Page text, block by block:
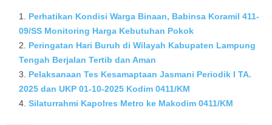
Perhatikan Kondisi Warga Binaan, Babinsa Koramil 411-
09/SS Monitoring Harga Kebutuhan Pokok
Peringatan Hari Buruh di Wilayah Kabupaten Lampung
Tengah Berjalan Tertib dan Aman
Pelaksanaan Tes Kesamaptaan Jasmani Periodik I TA.
2025 dan UKP 01-10-2025 Kodim 0411/KM
Silaturrahmi Kapolres Metro ke Makodim 0411/KM